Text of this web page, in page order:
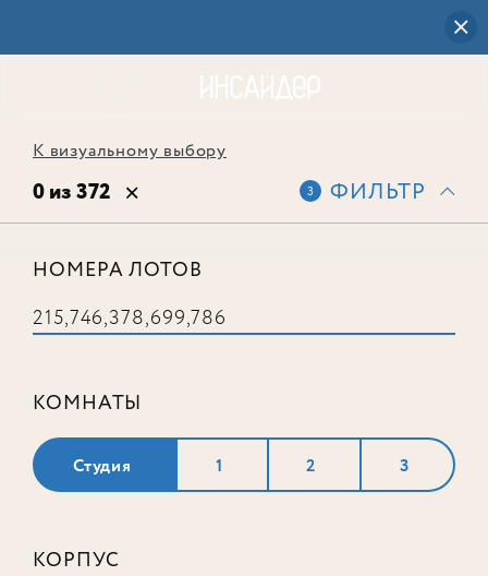
К визуальному выбору
0 из 372 3 ФИЛЬТР
НОМЕРА ЛОТОВ
КОМНАТЫ
Студия 1 2 3
КОРПУС
соответствует ни одного лота